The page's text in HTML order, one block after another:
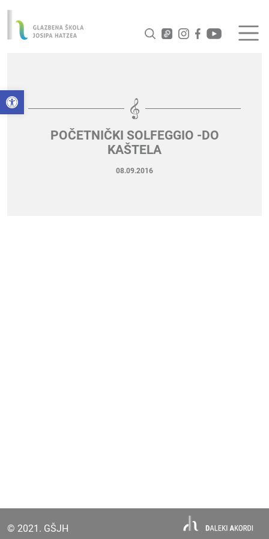
Open toolbar
POČETNIČKI SOLFEGGIO -DO
KAŠTELA
08.09.2016
© 2021. GŠJH